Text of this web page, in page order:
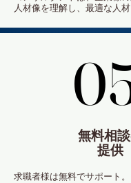
人材像を理解し、最適な人材
無料相
提供
求職者様は無料でサポート。